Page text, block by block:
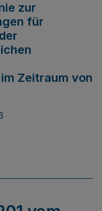
zur
für
Zeitraum von